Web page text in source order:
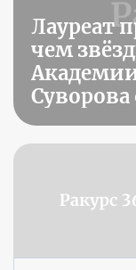
Лауреат
чем
Суворова
трендах